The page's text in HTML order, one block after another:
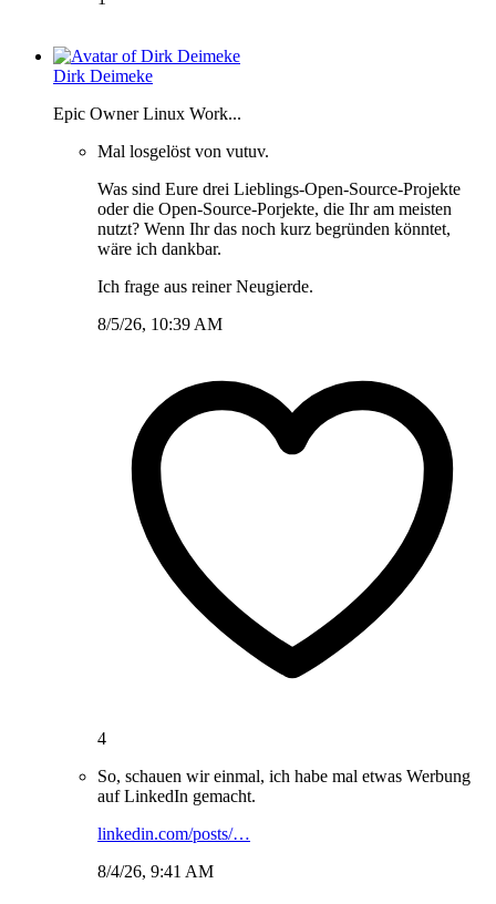
Dirk Deimeke
Epic Owner Linux Work...
Mal losgelöst von vutuv.
Was sind Eure drei Lieblings-Open-Source-Projekte
oder die Open-Source-Porjekte, die Ihr am meisten
nutzt? Wenn Ihr das noch kurz begründen könntet,
wäre ich dankbar.
Ich frage aus reiner Neugierde.
8/5/26, 10:39 AM
4
So, schauen wir einmal, ich habe mal etwas Werbung
auf LinkedIn gemacht.
linkedin.com/posts/…
8/4/26, 9:41 AM